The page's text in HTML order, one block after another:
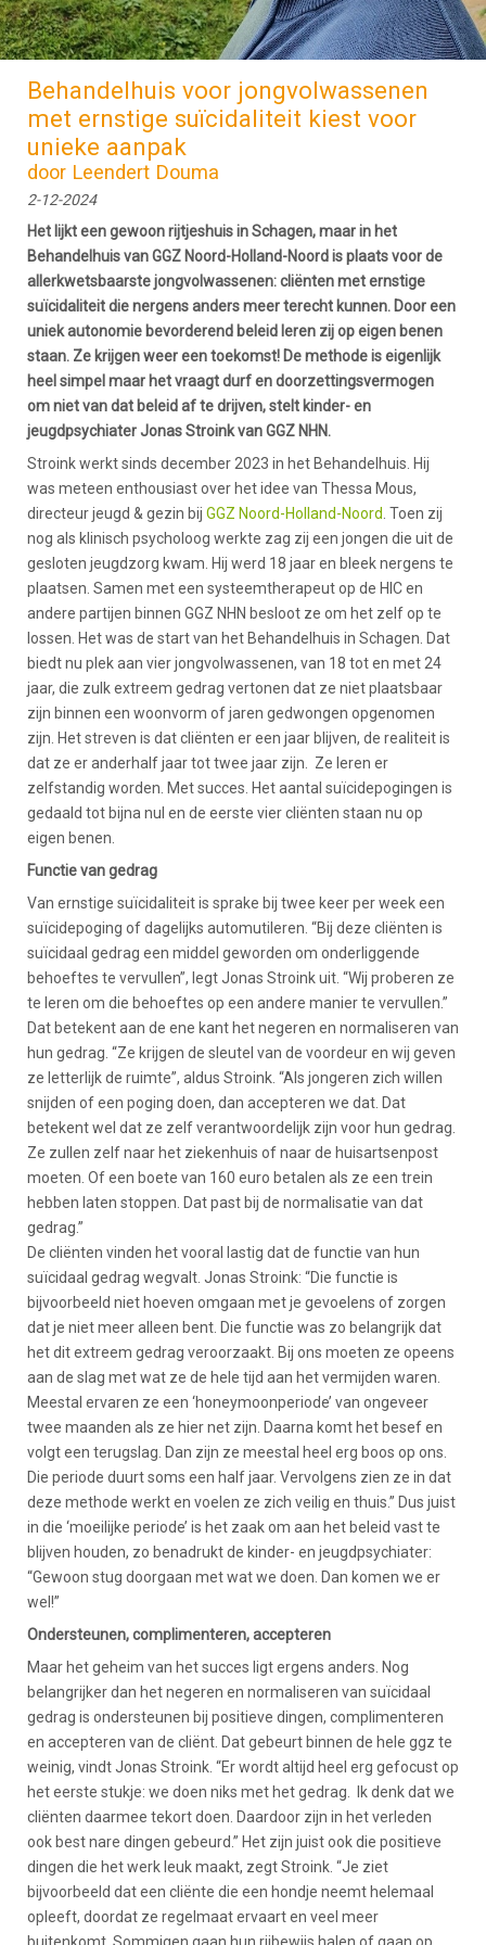
Behandelhuis voor jongvolwassenen
met ernstige suïcidaliteit kiest voor
unieke aanpak
door Leendert Douma
2-12-2024
Het lijkt een gewoon rijtjeshuis in Schagen, maar in het
Behandelhuis van GGZ Noord-Holland-Noord is plaats voor de
allerkwetsbaarste jongvolwassenen: cliënten met ernstige
suïcidaliteit die nergens anders meer terecht kunnen. Door een
uniek autonomie bevorderend beleid leren zij op eigen benen
staan. Ze krijgen weer een toekomst! De methode is eigenlijk
heel simpel maar het vraagt durf en doorzettingsvermogen
om niet van dat beleid af te drijven, stelt kinder- en
jeugdpsychiater Jonas Stroink van GGZ NHN.
Stroink werkt sinds december 2023 in het Behandelhuis. Hij
was meteen enthousiast over het idee van Thessa Mous,
directeur jeugd & gezin bij GGZ Noord-Holland-Noord . Toen zij
nog als klinisch psycholoog werkte zag zij een jongen die uit de
gesloten jeugdzorg kwam. Hij werd 18 jaar en bleek nergens te
plaatsen. Samen met een systeemtherapeut op de HIC en
andere partijen binnen GGZ NHN besloot ze om het zelf op te
lossen. Het was de start van het Behandelhuis in Schagen. Dat
biedt nu plek aan vier jongvolwassenen, van 18 tot en met 24
jaar, die zulk extreem gedrag vertonen dat ze niet plaatsbaar
zijn binnen een woonvorm of jaren gedwongen opgenomen
zijn. Het streven is dat cliënten er een jaar blijven, de realiteit is
dat ze er anderhalf jaar tot twee jaar zijn. Ze leren er
zelfstandig worden. Met succes. Het aantal suïcidepogingen is
gedaald tot bijna nul en de eerste vier cliënten staan nu op
eigen benen.
Functie van gedrag
Van ernstige suïcidaliteit is sprake bij twee keer per week een
suïcidepoging of dagelijks automutileren. “Bij deze cliënten is
suïcidaal gedrag een middel geworden om onderliggende
behoeftes te vervullen”, legt Jonas Stroink uit. “Wij proberen ze
te leren om die behoeftes op een andere manier te vervullen.”
Dat betekent aan de ene kant het negeren en normaliseren van
hun gedrag. “Ze krijgen de sleutel van de voordeur en wij geven
ze letterlijk de ruimte”, aldus Stroink. “Als jongeren zich willen
snijden of een poging doen, dan accepteren we dat. Dat
betekent wel dat ze zelf verantwoordelijk zijn voor hun gedrag.
Ze zullen zelf naar het ziekenhuis of naar de huisartsenpost
moeten. Of een boete van 160 euro betalen als ze een trein
hebben laten stoppen. Dat past bij de normalisatie van dat
gedrag.”
De cliënten vinden het vooral lastig dat de functie van hun
suïcidaal gedrag wegvalt. Jonas Stroink: “Die functie is
bijvoorbeeld niet hoeven omgaan met je gevoelens of zorgen
dat je niet meer alleen bent. Die functie was zo belangrijk dat
het dit extreem gedrag veroorzaakt. Bij ons moeten ze opeens
aan de slag met wat ze de hele tijd aan het vermijden waren.
Meestal ervaren ze een ‘honeymoonperiode’ van ongeveer
twee maanden als ze hier net zijn. Daarna komt het besef en
volgt een terugslag. Dan zijn ze meestal heel erg boos op ons.
Die periode duurt soms een half jaar. Vervolgens zien ze in dat
deze methode werkt en voelen ze zich veilig en thuis.” Dus juist
in die ‘moeilijke periode’ is het zaak om aan het beleid vast te
blijven houden, zo benadrukt de kinder- en jeugdpsychiater:
“Gewoon stug doorgaan met wat we doen. Dan komen we er
wel!”
Ondersteunen, complimenteren, accepteren
Maar het geheim van het succes ligt ergens anders. Nog
belangrijker dan het negeren en normaliseren van suïcidaal
gedrag is ondersteunen bij positieve dingen, complimenteren
en accepteren van de cliënt. Dat gebeurt binnen de hele ggz te
weinig, vindt Jonas Stroink. “Er wordt altijd heel erg gefocust op
het eerste stukje: we doen niks met het gedrag. Ik denk dat we
cliënten daarmee tekort doen. Daardoor zijn in het verleden
ook best nare dingen gebeurd.” Het zijn juist ook die positieve
dingen die het werk leuk maakt, zegt Stroink. “Je ziet
bijvoorbeeld dat een cliënte die een hondje neemt helemaal
opleeft, doordat ze regelmaat ervaart en veel meer